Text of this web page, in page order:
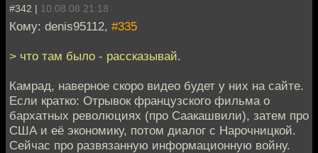
#342 | 10.08.08 21:18
Кому: denis95112, #335
> что там было - рассказывай.
Камрад, наверное скоро видео будет у них на сайте.
Если кратко: Отрывок французского фильма о
бархатных революциях (про Саакашвили), затем про
США и её экономику, потом диалог с Нарочницкой.
Сейчас про развязанную информационную войну.